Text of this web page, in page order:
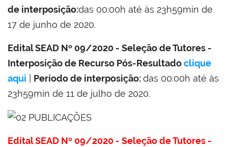
de interposição:das 00:00h até às 23h59min de
17 de junho de 2020.
Edital SEAD Nº 09/2020 - Seleção de Tutores -
Interposição de Recurso Pós-Resultadoclique
aqui
Período de interposição:das 00:00h até às
23h59min de 11 de julho de 2020.
Edital SEAD Nº 09/2020 - Seleção de Tutores -